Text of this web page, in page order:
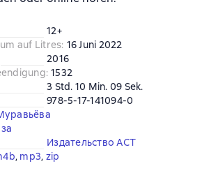
12+
auf Litres: 16 Juni 2022
2016
: 1532
3 Std. 10 Min. 09 Sek.
978-5-17-141094-0
Издательство АСТ
, mp3, zip